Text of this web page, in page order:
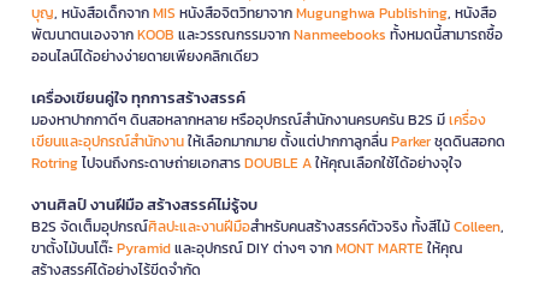
บุญ, หนังสือเด็กจากMIS หนังสือจิตวิทยาจากMugunghwa Publishing, หนังสือ
พัฒนาตนเองจากKOOB และวรรณกรรมจากNanmeebooks ทั้งหมดนี้สามารถซื้อ
ออนไลน์ได้อย่างง่ายดายเพียงคลิกเดียว
เครื่องเขียนคู่ใจ ทุกการสร้างสรรค์
มองหาปากกาดีๆ ดินสอหลากหลาย หรืออุปกรณ์สำนักงานครบครัน B2S มีเครื่อง
เขียนและอุปกรณ์สำนักงานให้เลือกมากมาย ตั้งแต่ปากกาลูกลื่นParkerชุดดินสอกด
Rotringไปจนถึงกระดาษถ่ายเอกสารDOUBLE Aให้คุณเลือกใช้ได้อย่างจุใจ
งานศิลป์ งานฝีมือ สร้างสรรค์ไม่รู้จบ
B2S จัดเต็มอุปกรณ์ศิลปะและงานฝีมือสำหรับคนสร้างสรรค์ตัวจริง ทั้งสีไม้Colleen,
ขาตั้งไม้บนโต๊ะPyramidและอุปกรณ์ DIY ต่างๆ จากMONT MARTEให้คุณ
สร้างสรรค์ได้อย่างไร้ขีดจำกัด